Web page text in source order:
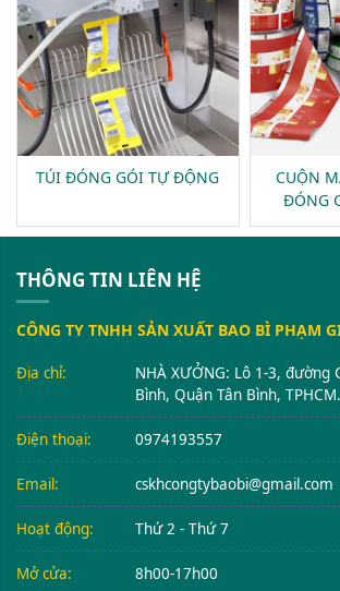
TÚI ĐÓNG GÓI TỰ ĐỘNG
CUỘN
ĐÓNG
THÔNG TIN LIÊN HỆ
CÔNG TY TNHH SẢN XUẤT BAO BÌ PHẠM
Địa chỉ:
NHÀ XƯỞNG: Lô 1-3, đường
Bình, Quận Tân Bình, TPHCM.
Điện thoại: 0974193557
Email: cskhcongtybaobi@gmail.com
Hoạt động: Thứ 2 - Thứ 7
Mở cửa: 8h00-17h00